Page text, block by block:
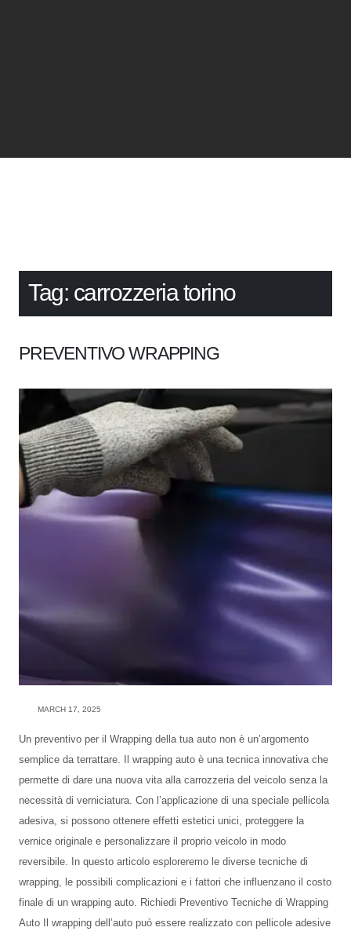
Tag: carrozzeria torino
PREVENTIVO WRAPPING
MARCH 17, 2025
Un preventivo per il Wrapping della tua auto non è un’argomento
semplice da terrattare. Il wrapping auto è una tecnica innovativa che
permette di dare una nuova vita alla carrozzeria del veicolo senza la
necessità di verniciatura. Con l’applicazione di una speciale pellicola
adesiva, si possono ottenere effetti estetici unici, proteggere la
vernice originale e personalizzare il proprio veicolo in modo
reversibile. In questo articolo esploreremo le diverse tecniche di
wrapping, le possibili complicazioni e i fattori che influenzano il costo
finale di un wrapping auto. Richiedi Preventivo Tecniche di Wrapping
Auto Il wrapping dell’auto può essere realizzato con pellicole adesive